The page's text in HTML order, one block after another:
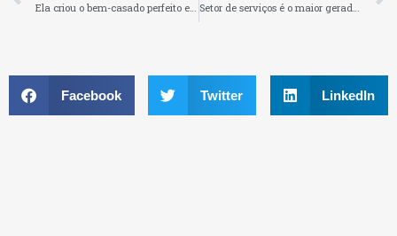
Ela criou o bem-casado perfeito e hoje fatura R$100 mi Setor de serviços é o maior gerador de empregos do Brasil
Facebook Twitter LinkedIn